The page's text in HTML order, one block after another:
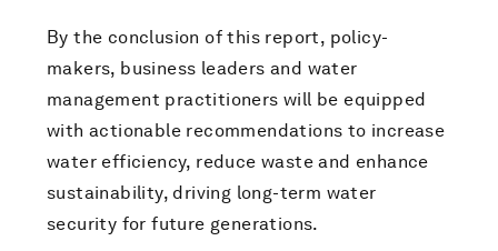
By the conclusion of this report, policy-
makers, business leaders and water
management practitioners will be equipped
with actionable recommendations to increase
water efficiency, reduce waste and enhance
sustainability, driving long-term water
security for future generations.